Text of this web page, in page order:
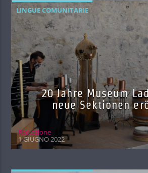
LINGUE COMUNITARIE
20 Jahre Museum
neue Sektionen
Red.azione
1 GIUGNO 2022